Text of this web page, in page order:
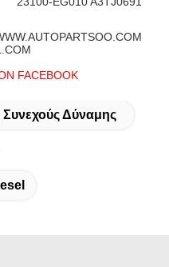
FACEBOOK
Συνεχούς Δύναμης